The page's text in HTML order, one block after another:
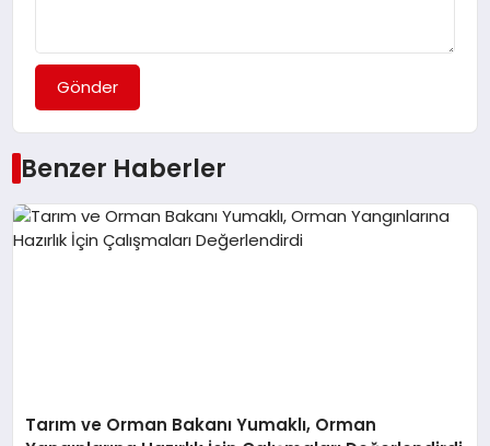
Gönder
Benzer Haberler
Tarım ve Orman Bakanı Yumaklı, Orman